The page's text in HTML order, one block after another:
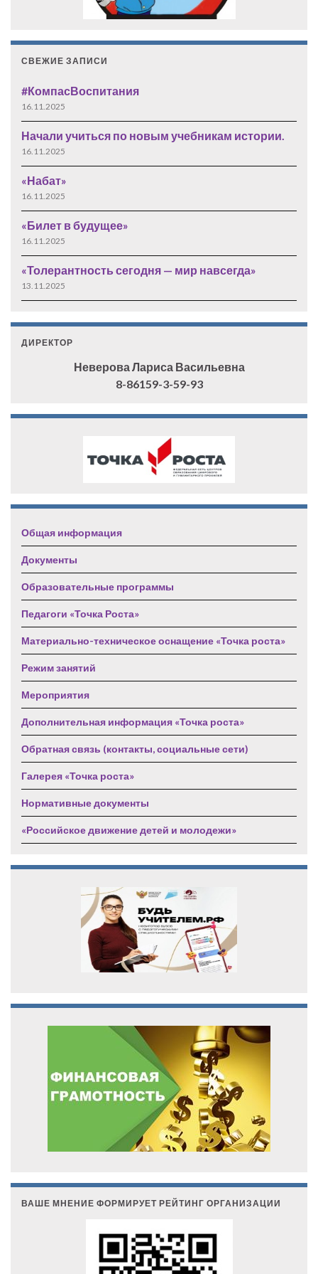
СВЕЖИЕ ЗАПИСИ
#КомпасВоспитания
16.11.2025
Начали учиться по новым учебникам истории.
16.11.2025
«Набат»
16.11.2025
«Билет в будущее»
16.11.2025
«Толерантность сегодня — мир навсегда»
13.11.2025
ДИРЕКТОР
Неверова Лариса Васильевна
8-86159-3-59-93
Общая информация
Документы
Образовательные программы
Педагоги «Точка Роста»
Материально-техническое оснащение «Точка роста»
Режим занятий
Мероприятия
Дополнительная информация «Точка роста»
Обратная связь (контакты, социальные сети)
Галерея «Точка роста»
Нормативные документы
«Российское движение детей и молодежи»
ВАШЕ МНЕНИЕ ФОРМИРУЕТ РЕЙТИНГ ОРГАНИЗАЦИИ